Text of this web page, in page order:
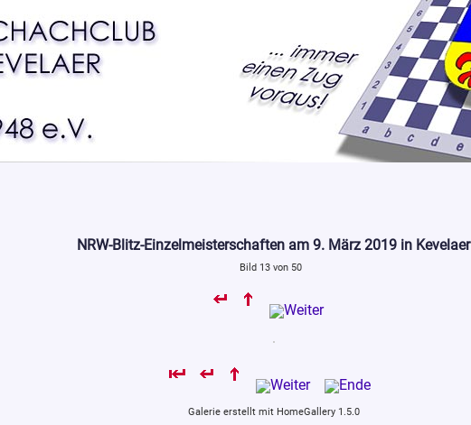
NRW-Blitz-Einzelmeisterschaften am 9. März 2019 in Kevelaer
Bild 13 von 50
Galerie erstellt mit HomeGallery 1.5.0